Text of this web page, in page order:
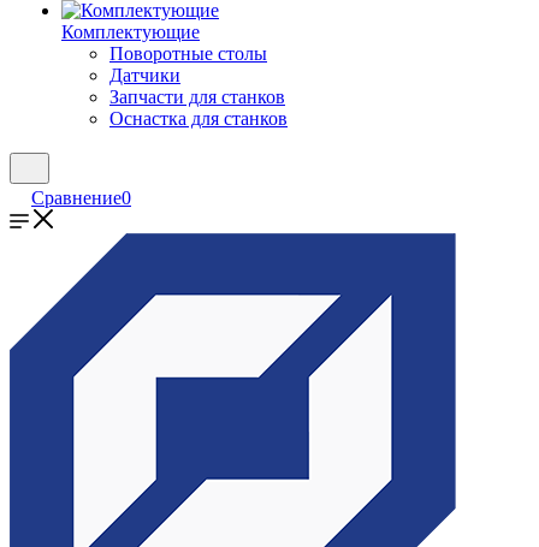
Комплектующие
Поворотные столы
Датчики
Запчасти для станков
Оснастка для станков
Сравнение0